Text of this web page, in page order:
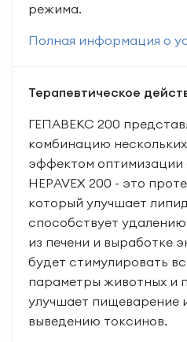
режима.
Полная информация о
Терапевтическое
ГЕПАВЕКС 200
комбинацию
эффектом оптимизации
HEPAVEX 200 - это
который улучшает
способствует
из печени и выработке
будет стимулировать
параметры животных и
улучшает пищеварение
выведению токсинов.